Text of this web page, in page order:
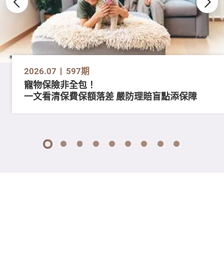
2026.07 597期
寵物保險非全包！
一文看清保費保額落差 嚴防理賠盲點添保障
1 2 3 4 5 6 7 8 9